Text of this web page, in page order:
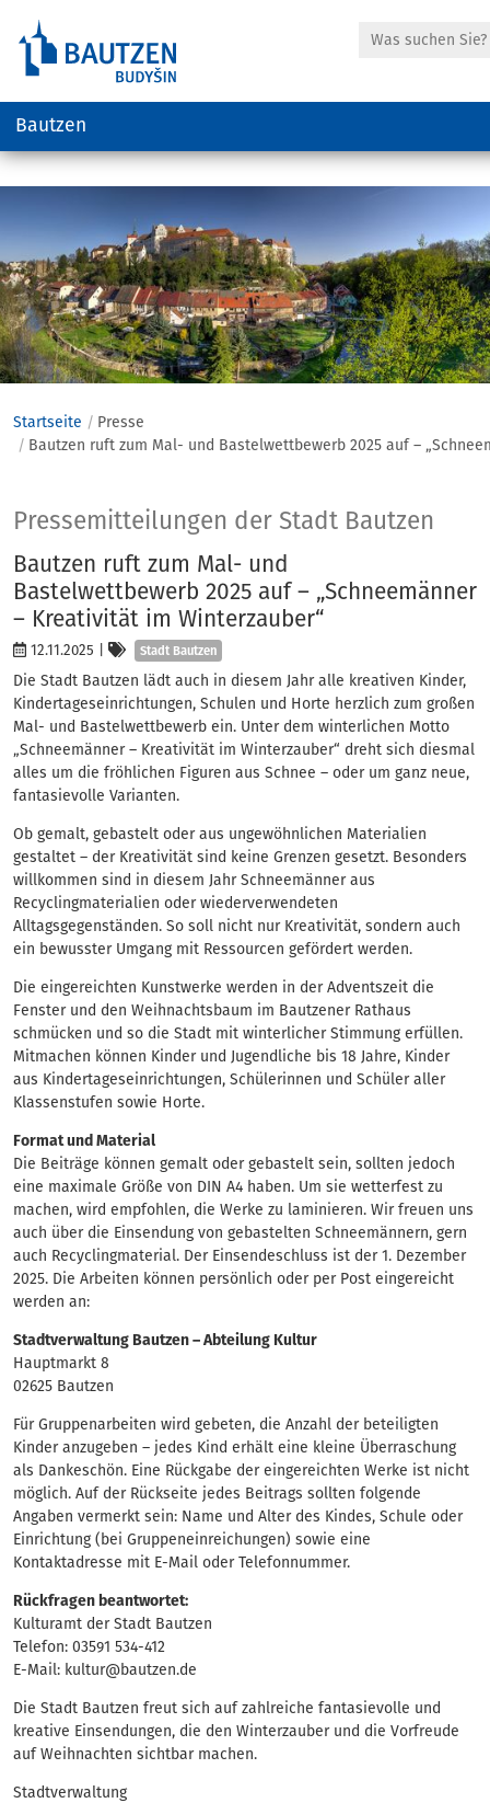
anspringen
Suche
Bautzen
Startseite
Presse
Bautzen ruft zum Mal- und Bastelwettbewerb 2025 auf –
Presse
Pressemitteilungen der Stadt Bautzen
Bautzen ruft zum Mal- und
Bastelwettbewerb 2025 auf – „Schneemänner
– Kreativität im Winterzauber“
12.11.2025 Kategorien
Stadt Bautzen
Die Stadt Bautzen lädt auch in diesem Jahr alle kreativen Kinder,
Kindertageseinrichtungen, Schulen und Horte herzlich zum großen
Mal- und Bastelwettbewerb ein. Unter dem winterlichen Motto
„Schneemänner – Kreativität im Winterzauber“ dreht sich diesmal
alles um die fröhlichen Figuren aus Schnee – oder um ganz neue,
fantasievolle Varianten.
Ob gemalt, gebastelt oder aus ungewöhnlichen Materialien
gestaltet – der Kreativität sind keine Grenzen gesetzt. Besonders
willkommen sind in diesem Jahr Schneemänner aus
Recyclingmaterialien oder wiederverwendeten
Alltagsgegenständen. So soll nicht nur Kreativität, sondern auch
ein bewusster Umgang mit Ressourcen gefördert werden.
Die eingereichten Kunstwerke werden in der Adventszeit die
Fenster und den Weihnachtsbaum im Bautzener Rathaus
schmücken und so die Stadt mit winterlicher Stimmung erfüllen.
Mitmachen können Kinder und Jugendliche bis 18 Jahre, Kinder
aus Kindertageseinrichtungen, Schülerinnen und Schüler aller
Klassenstufen sowie Horte.
Format und Material
Die Beiträge können gemalt oder gebastelt sein, sollten jedoch
eine maximale Größe von DIN A4 haben. Um sie wetterfest zu
machen, wird empfohlen, die Werke zu laminieren. Wir freuen uns
auch über die Einsendung von gebastelten Schneemännern, gern
auch Recyclingmaterial. Der Einsendeschluss ist der 1. Dezember
2025. Die Arbeiten können persönlich oder per Post eingereicht
werden an:
Stadtverwaltung Bautzen – Abteilung Kultur
Hauptmarkt 8
02625 Bautzen
Für Gruppenarbeiten wird gebeten, die Anzahl der beteiligten
Kinder anzugeben – jedes Kind erhält eine kleine Überraschung
als Dankeschön. Eine Rückgabe der eingereichten Werke ist nicht
möglich. Auf der Rückseite jedes Beitrags sollten folgende
Angaben vermerkt sein: Name und Alter des Kindes, Schule oder
Einrichtung (bei Gruppeneinreichungen) sowie eine
Kontaktadresse mit E-Mail oder Telefonnummer.
Rückfragen beantwortet:
Kulturamt der Stadt Bautzen
Telefon: 03591 534-412
E-Mail: kultur@bautzen.de
Die Stadt Bautzen freut sich auf zahlreiche fantasievolle und
kreative Einsendungen, die den Winterzauber und die Vorfreude
auf Weihnachten sichtbar machen.
Stadtverwaltung